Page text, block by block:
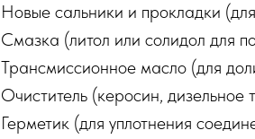
Новые сальники и прокладки
Смазка (литол или солидол для
Трансмиссионное масло (для
Очиститель (керосин, дизельное
Герметик (для уплотнения